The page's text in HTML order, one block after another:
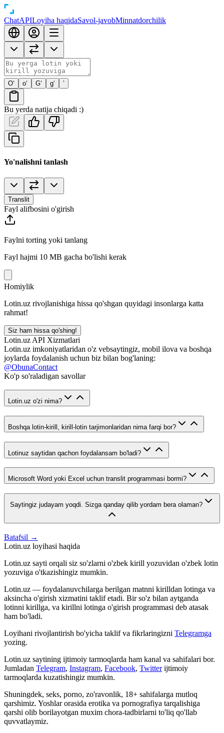
ChatAPILoyiha haqidaSavol-javobMinnatdorchilik
O‘ o‘ G‘ g‘ ’
Bu yerda natija chiqadi :)
Yo'nalishni tanlash
Translit
Fayl alifbosini o'girish
Faylni torting yoki tanlang
Fayl hajmi 10 MB gacha bo'lishi kerak
Homiylik
Lotin.uz rivojlanishiga hissa qo'shgan quyidagi insonlarga katta
rahmat!
Siz ham hissa qo'shing!
Lotin.uz API Xizmatlari
Lotin.uz imkoniyatlaridan o'z vebsaytingiz, mobil ilova va boshqa
joylarda foydalanish uchun biz bilan bog'laning:
@ObunaContact
Ko'p so'raladigan savollar
Lotin.uz o'zi nima?
Boshqa lotin-kirill, kirill-lotin tarjimonlaridan nima farqi bor?
Lotinuz saytidan qachon foydalansam bo'ladi?
Microsoft Word yoki Excel uchun translit programmasi bormi?
Saytingiz judayam yoqdi. Sizga qanday qilib yordam bera olaman?
Batafsil →
Lotin.uz loyihasi haqida
Lotin.uz sayti orqali siz so'zlarni o'zbek kirill yozuvidan o'zbek lotin
yozuviga o'tkazishingiz mumkin.
Lotin.uz — foydalanuvchilarga berilgan matnni kirilldan lotinga va
aksincha o'girish xizmatini taklif etadi. Bir so'z bilan aytganda
lotinni kirillga, va kirillni lotinga o'girish programmasi deb atasak
ham bo'ladi.
Loyihani rivojlantirish bo'yicha taklif va fikrlaringizni Telegramga
yozing.
Lotin.uz saytining ijtimoiy tarmoqlarda ham kanal va sahifalari bor.
Jumladan Telegram, Instagram, Facebook, Twitter ijtimoiy
tarmoqlarda kuzatishingiz mumkin.
Shuningdek, seks, porno, zo'ravonlik, 18+ sahifalarga mutloq
qarshimiz. Yoshlar orasida erotika va pornografiya tarqalishiga
qarshi olib borilayotgan muxim chora-tadbirlarni to'liq qo'llab
quvvatlaymiz.